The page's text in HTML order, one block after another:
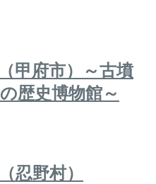
甲府市）～古墳
歴史博物館～
忍野村）